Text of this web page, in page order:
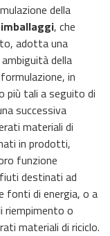
della
, che
adotta una
della
in
più tali a seguito di
successiva
materiali di
in prodotti,
funzione
destinati ad
fonti di energia, o a
riempimento o
materiali di riciclo.